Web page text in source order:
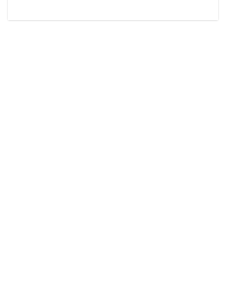
Der Weinbau dominert heute nicht mehr, ist aber integrativer